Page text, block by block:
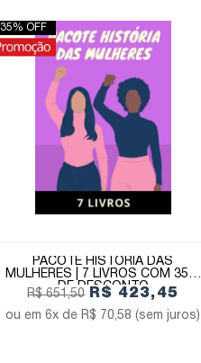
35% OFF
PACOTE HISTÓRIA DAS
MULHERES | 7 LIVROS COM 35%
DE DESCONTO
R$ 651,50 R$ 423,45
6x de R$ 70,58 (sem juros)